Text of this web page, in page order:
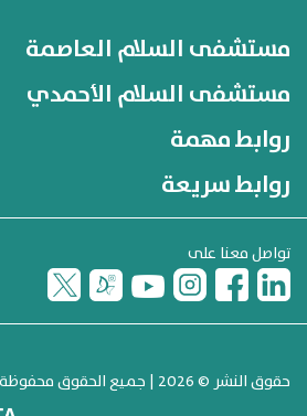
مستشفى السلام العاصمة
مستشفى السلام الأحمدي
روابط مهمة
روابط سريعة
تواصل معنا على
حقوق النشر © 2026 | جميع الحقوق محفوظة.